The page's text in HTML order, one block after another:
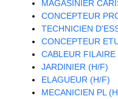
MAGASINIER
CONCEPTEUR
TECHNICIEN
CONCEPTEUR
CABLEUR
JARDINIER (H/F)
ELAGUEUR (H/F)
MECANICIEN PL